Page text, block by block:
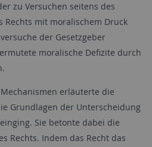
zu Versuchen seitens des
Rechts mit moralischem Druck
der Gesetzgeber
moralische Defizite durch
erläuterte die
Grundlagen der Unterscheidung
Sie betonte dabei die
Rechts. Indem das Recht das